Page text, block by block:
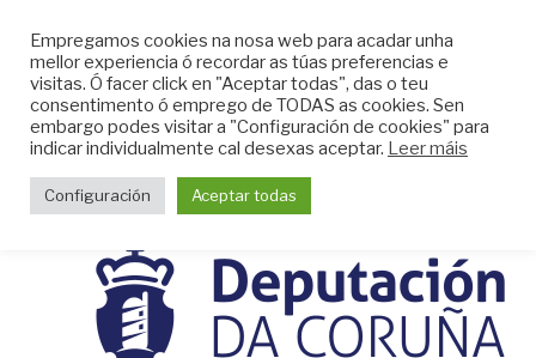
content
CLUB DO MAR DE
MUGARDOS
Web do Club do Mar de Mugardos
Empregamos cookies na nosa web para acadar unha
mellor experiencia ó recordar as túas preferencias e
visitas. Ó facer click en "Aceptar todas", das o teu
consentimento ó emprego de TODAS as cookies. Sen
embargo podes visitar a "Configuración de cookies" para
indicar individualmente cal desexas aceptar. Leer máis
Configuración Aceptar todas